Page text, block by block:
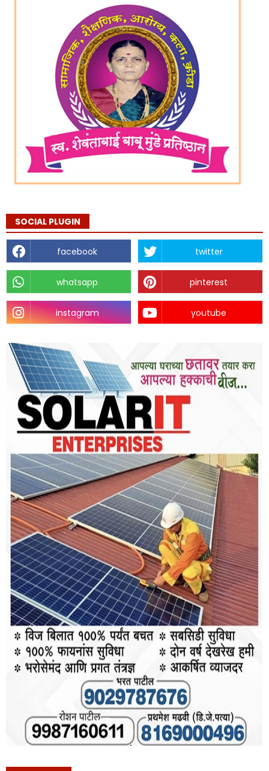
SOCIAL PLUGIN
facebook twitter
whatsapp pinterest
instagram youtube